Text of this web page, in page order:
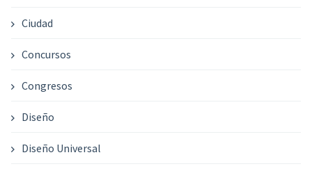
Ciudad
Concursos
Congresos
Diseño
Diseño Universal